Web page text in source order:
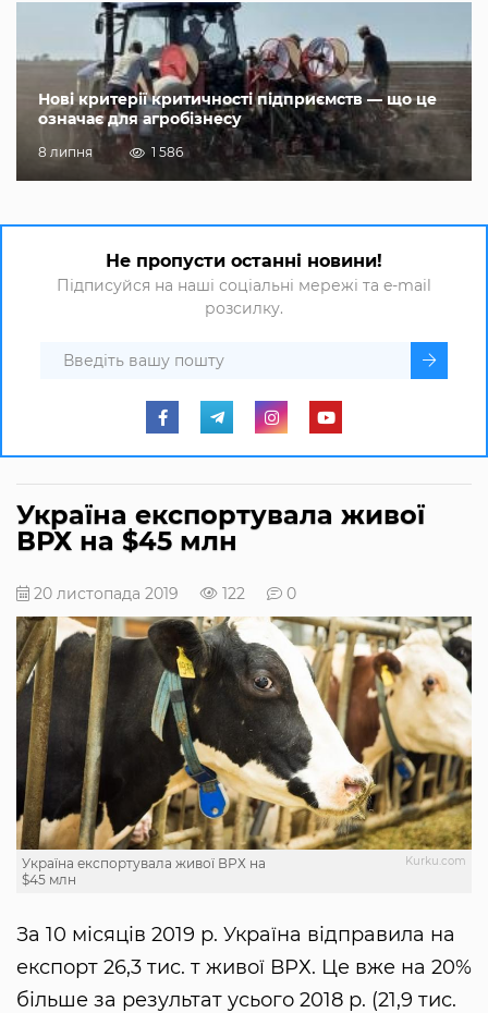
Нові критерії критичності підприємств — що це
означає для агробізнесу
8 липня 1 586
Не пропусти останні новини!
Підписуйся на наші соціальні мережі та e-mail
розсилку.
Україна експортувала живої
ВРХ на $45 млн
20 листопада 2019 122 0
Kurku.com
Україна експортувала живої ВРХ на
$45 млн
За 10 місяців 2019 р. Україна відправила на
експорт 26,3 тис. т живої ВРХ. Це вже на 20%
більше за результат усього 2018 р. (21,9 тис.